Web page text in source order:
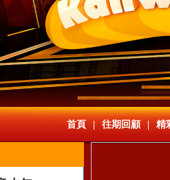
2026年世界盃 2026年冬奧會
頻道 生活體育大會 體育江湖
生態環境 一帶一路
大國保險 雲頂對話
首頁 往期回顧 精